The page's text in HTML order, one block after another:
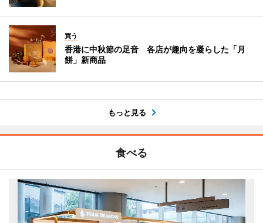
買う
香港に中秋節の足音 各店が趣向を凝らした「月
餅」新商品
もっと見る
食べる